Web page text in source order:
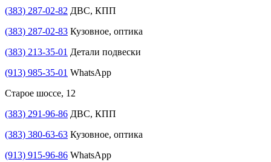
(383) 287-02-82 ДВС, КПП
(383) 287-02-83 Кузовное, оптика
(383) 213-35-01 Детали подвески
(913) 985-35-01 WhatsApp
Старое шоссе, 12
(383) 291-96-86 ДВС, КПП
(383) 380-63-63 Кузовное, оптика
(913) 915-96-86 WhatsApp